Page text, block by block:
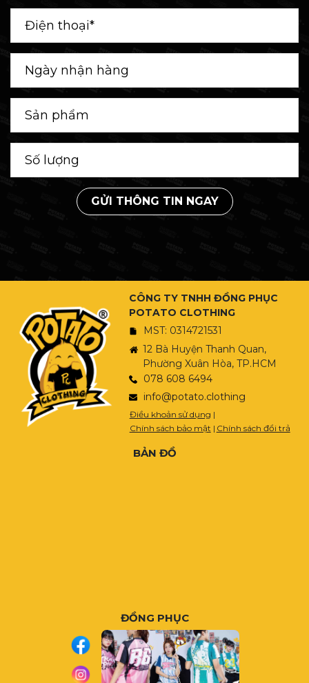
GỬI THÔNG TIN NGAY
CÔNG TY TNHH ĐỒNG PHỤC
POTATO CLOTHING
MST: 0314721531
12 Bà Huyện Thanh Quan,
Phường Xuân Hòa, TP.HCM
078 608 6494
info@potato.clothing
Điều khoản sử dụng |
Chính sách bảo mật | Chính sách đổi trả
BẢN ĐỒ
ĐỒNG PHỤC